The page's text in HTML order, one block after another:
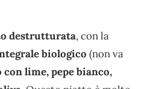
destrutturata, con la
biologico (non va
lime, pepe bianco,